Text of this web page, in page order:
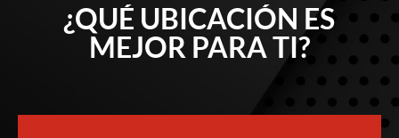
¿QUÉ UBICACIÓN ES
MEJOR PARA TI?